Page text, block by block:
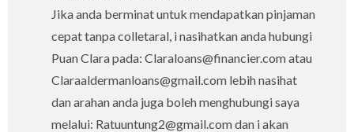
Jika anda berminat untuk mendapatkan pinjaman
cepat tanpa colletaral, i nasihatkan anda hubungi
Puan Clara pada: Claraloans@financier.com atau
Claraaldermanloans@gmail.com lebih nasihat
dan arahan anda juga boleh menghubungi saya
melalui: Ratuuntung2@gmail.com dan i akan